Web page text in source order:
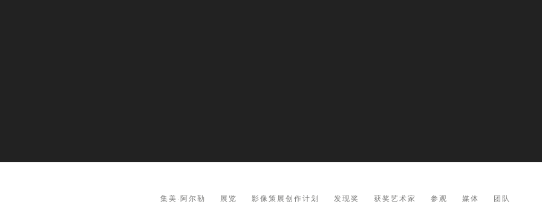
集美·阿尔勒 展览 影像策展创作计划 发现奖 获奖艺术家 参观 媒体 团队